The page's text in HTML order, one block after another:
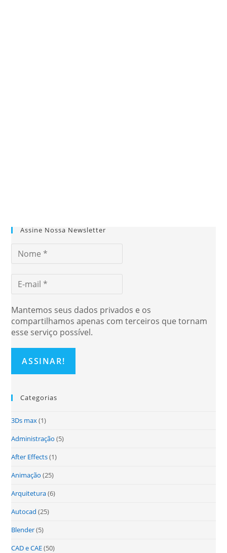
Assine Nossa Newsletter
Mantemos seus dados privados e os
compartilhamos apenas com terceiros que tornam
esse serviço possível.
Categorias
3Ds max(1)
Administração (5)
After Effects(1)
Animação (25)
Arquitetura(6)
Autocad (25)
Blender(5)
CAD e CAE(50)